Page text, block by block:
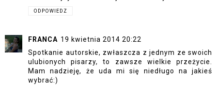
ODPOWIEDZ
FRANCA 19 kwietnia 2014 20:22
Spotkanie autorskie, zwłaszcza z jednym ze swoich
ulubionych pisarzy, to zawsze wielkie przeżycie.
Mam nadzieję, że uda mi się niedługo na jakieś
wybrać:)